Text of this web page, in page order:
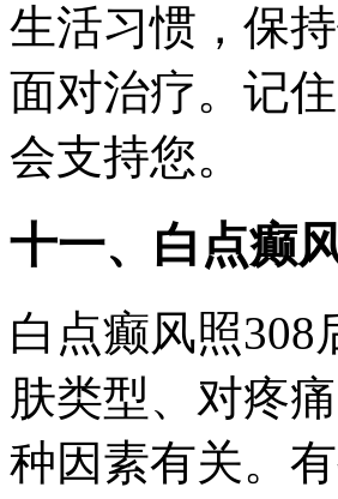
生活习惯，保
面对治疗。记
会支持您。
十一、白点癫
白点癫风照
肤类型、对疼
种因素有关。